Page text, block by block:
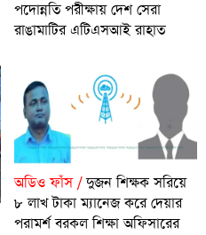
পদোন্নতি পরীক্ষায় দেশ সেরা
রাঙামাটির এটিএসআই রাহাত
অডিও ফাঁস /দুজন শিক্ষক সরিয়ে
৮ লাখ টাকা ম্যানেজ করে দেয়ার
পরামর্শ বরকল শিক্ষা অফিসারের